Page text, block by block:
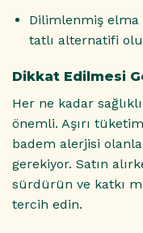
Dilimlenmiş elma
tatlı alternatifi
Dikkat Edilmesi
Her ne kadar
önemli. Aşırı
badem alerjisi
gerekiyor. Satın
sürdürün ve katkı
tercih edin.